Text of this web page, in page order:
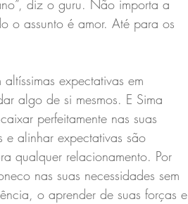
diz o guru. Não importa a
o assunto é amor. Até para os
expectativas em
algo de si mesmos. E Sima
perfeitamente nas suas
e alinhar expectativas são
qualquer relacionamento. Por
nas suas necessidades sem
o aprender de suas forças e